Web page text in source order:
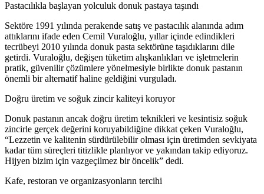
Pastacılıkla başlayan yolculuk donuk pastaya taşındı
Sektöre 1991 yılında perakende satış ve pastacılık alanında adım
attıklarını ifade eden Cemil Vuraloğlu, yıllar içinde edindikleri
tecrübeyi 2010 yılında donuk pasta sektörüne taşıdıklarını dile
getirdi. Vuraloğlu, değişen tüketim alışkanlıkları ve işletmelerin
pratik, güvenilir çözümlere yönelmesiyle birlikte donuk pastanın
önemli bir alternatif haline geldiğini vurguladı.
Doğru üretim ve soğuk zincir kaliteyi koruyor
Donuk pastanın ancak doğru üretim teknikleri ve kesintisiz soğuk
zincirle gerçek değerini koruyabildiğine dikkat çeken Vuraloğlu,
“Lezzetin ve kalitenin sürdürülebilir olması için üretimden sevkiyata
kadar tüm süreçleri titizlikle planlıyor ve yakından takip ediyoruz.
Hijyen bizim için vazgeçilmez bir öncelik” dedi.
Kafe, restoran ve organizasyonların tercihi